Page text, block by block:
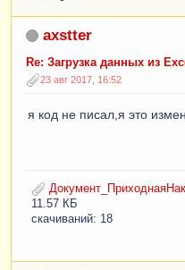
axstter
Re: Загрузка данных из
23 авг 2017, 16:52
я код не писал,я это
11.57 КБ
скачиваний: 18